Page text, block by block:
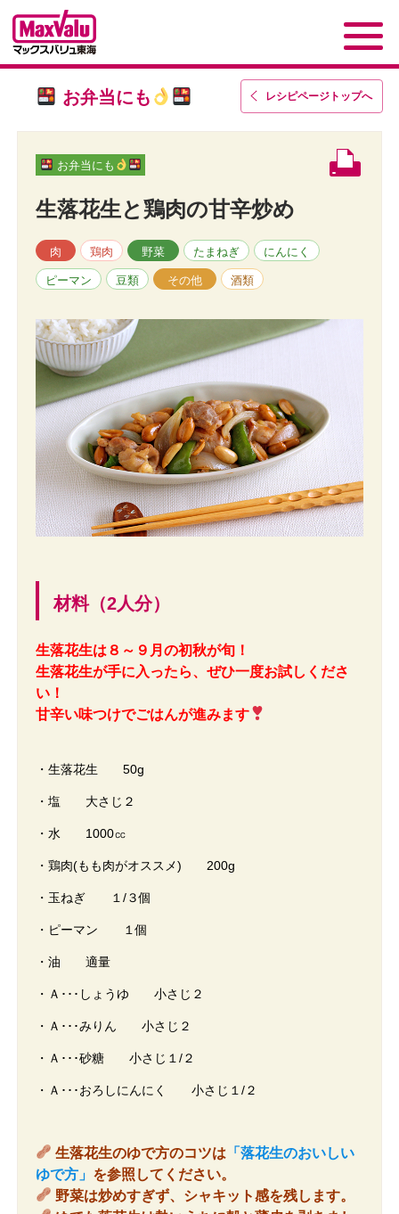
レシピページトップへ
お弁当にも
お弁当にも
生落花生と鶏肉の甘辛炒め
肉 鶏肉 野菜 たまねぎ にんにく
ピーマン 豆類 その他 酒類
材料（2人分）
生落花生は８～９月の初秋が旬！
生落花生が手に入ったら、ぜひ一度お試しくださ
い！
甘辛い味つけでごはんが進みます
・生落花生 50g
・塩 大さじ２
・水 1000㏄
・鶏肉(もも肉がオススメ) 200g
・玉ねぎ １/３個
・ピーマン １個
・油 適量
・Ａ･･･しょうゆ 小さじ２
・Ａ･･･みりん 小さじ２
・Ａ･･･砂糖 小さじ１/２
・Ａ･･･おろしにんにく 小さじ１/２
生落花生のゆで方のコツは 「落花生のおいしい
ゆで方」 を参照してください。
野菜は炒めすぎず、シャキット感を残します。